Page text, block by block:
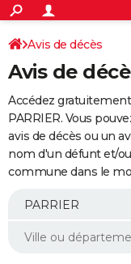
ACTUALITÉS
Politique
Société
Faits Divers
Education
Monde
Villes
+
SPORT
Coupe du monde 2026
Football
Tennis
Cyclisme
Rugby
Forum
Programme TV
TNT
Streaming
Cinéma
Sorties cinéma
Musique
+
FINANCE
Retraite
Epargne
Immobilier
Risques naturels par
Banque
Assurance
AUTO
Essais
Réserver un essai
Citadines
Berlines
SUV
Forum auto
+
Mobiles
Meilleur smartphone
Internet
Ordinateurs
Jeux vidéo
Guide high-tech
Aménagement intérieur
Avis de décès
Avis de
Accédez
PARRIER. Vous
avis de décès ou un
nom d'un défunt et/
commune dans le